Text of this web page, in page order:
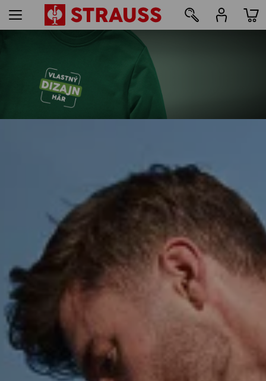
oblečenie online
zistiť viac